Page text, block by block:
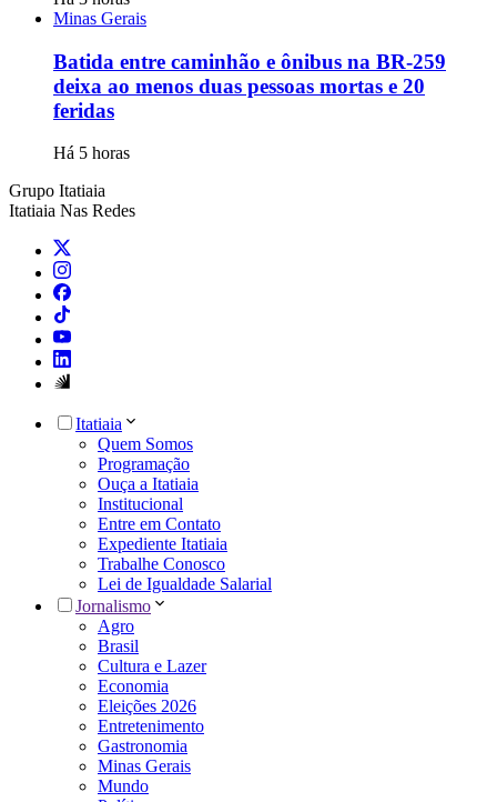
Minas Gerais
Batida entre caminhão e ônibus na BR-259
deixa ao menos duas pessoas mortas e 20
feridas
Há 5 horas
Grupo Itatiaia
Itatiaia Nas Redes
Itatiaia
Quem Somos
Programação
Ouça a Itatiaia
Institucional
Entre em Contato
Expediente Itatiaia
Trabalhe Conosco
Lei de Igualdade Salarial
Jornalismo
Agro
Brasil
Cultura e Lazer
Economia
Eleições 2026
Entretenimento
Gastronomia
Minas Gerais
Mundo